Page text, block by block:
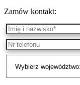
Zamów kontakt: